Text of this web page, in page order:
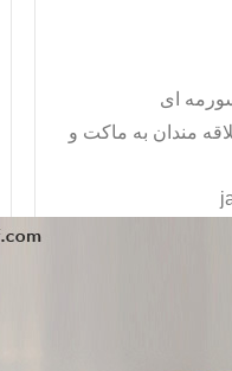
ای
مندان به ماکت و